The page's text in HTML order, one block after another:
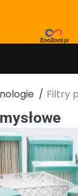
Filtry